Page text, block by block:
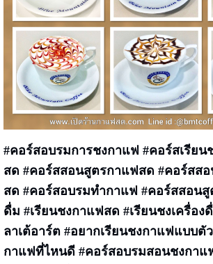
#คอร์สอบรมการชงกาแฟ #คอร์สเรียน
สด #คอร์สสอนสูตรกาแฟสด #คอร์สส
สด #คอร์สอบรมทำกาแฟ #คอร์สสอนสู
ดื่ม #เรียนชงกาแฟสด #เรียนชงเครื่อง
ลาเต้อาร์ต #อยากเรียนชงกาแฟแบบตั
กาแฟที่ไหนดี #คอร์สอบรมสอนชงกาแ